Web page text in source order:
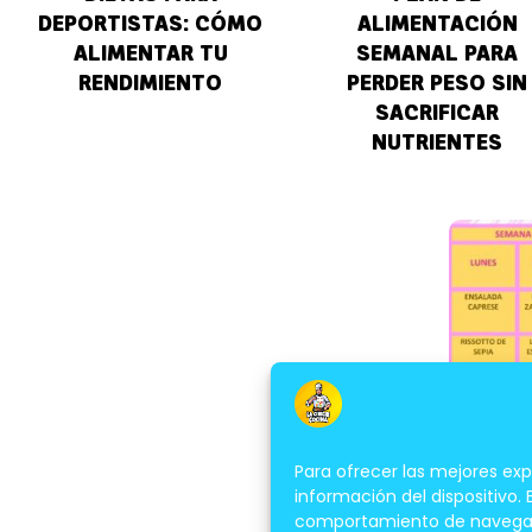
Para ofrecer las mejores
información del dispositivo.
comportamiento de
DEPORTISTAS: CÓMO
ALIMENTAR TU
RENDIMIENTO
ALIMENTACIÓN
SEMANAL PARA
PERDER PESO SIN
SACRIFICAR
NUTRIENTES